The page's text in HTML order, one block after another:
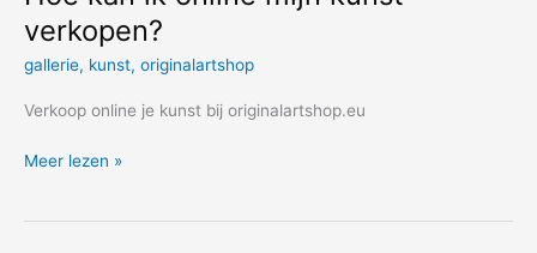
verkopen?
gallerie, kunst, originalartshop
Verkoop online je kunst bij originalartshop.eu
Hoe
Meer lezen »